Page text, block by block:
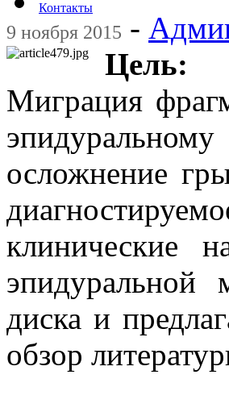
Контакты
9 ноября 2015 -
Цель:
Миграция
осложнение
клинические
эпидуральной
диска и
обзор